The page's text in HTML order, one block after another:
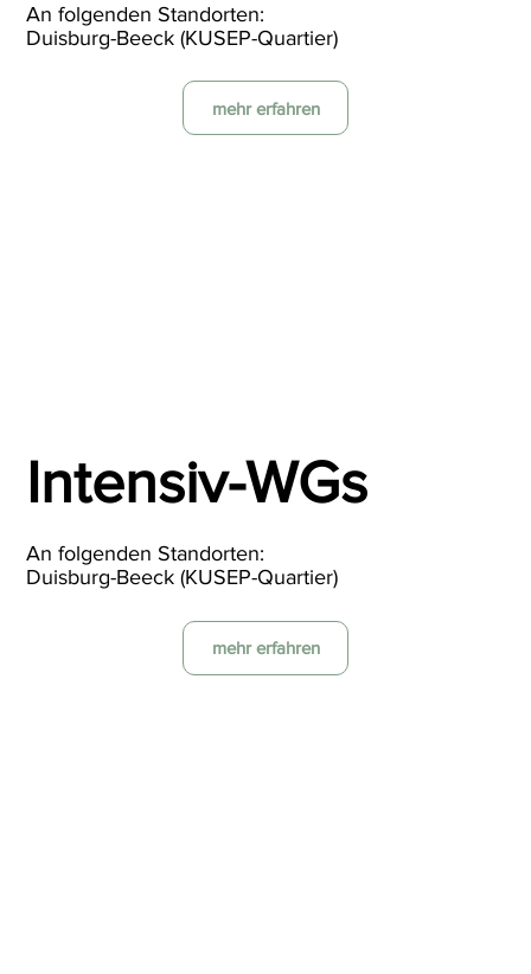
An folgenden Standorten:
Duisburg-Beeck (KUSEP-Quartier)
mehr erfahren
Intensiv-WGs
An folgenden Standorten:
Duisburg-Beeck (KUSEP-Quartier)
mehr erfahren